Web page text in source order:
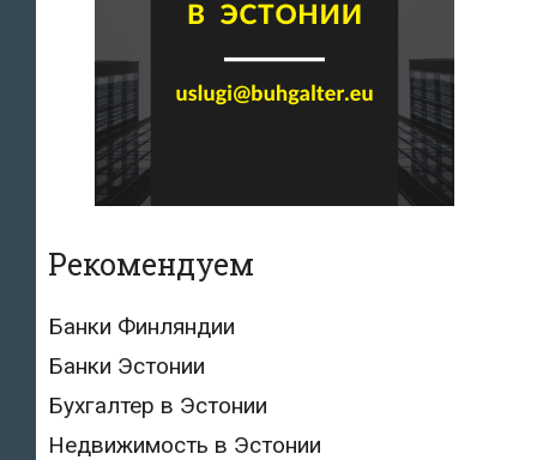
Рекомендуем
Банки Финляндии
Банки Эстонии
Бухгалтер в Эстонии
Недвижимость в Эстонии